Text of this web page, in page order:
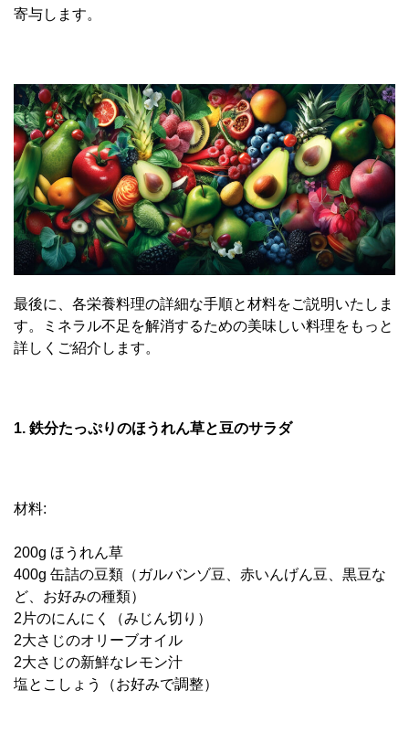
寄与します。
最後に、各栄養料理の詳細な手順と材料をご説明いたしま
す。ミネラル不足を解消するための美味しい料理をもっと
詳しくご紹介します。
1. 鉄分たっぷりのほうれん草と豆のサラダ
材料:
200g ほうれん草
400g 缶詰の豆類（ガルバンゾ豆、赤いんげん豆、黒豆な
ど、お好みの種類）
2片のにんにく（みじん切り）
2大さじのオリーブオイル
2大さじの新鮮なレモン汁
塩とこしょう（お好みで調整）